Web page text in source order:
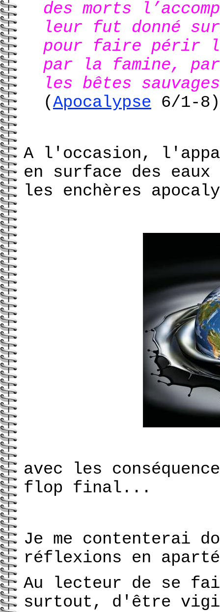
des morts
leur fut donné
pour faire périr
par la famine,
les bêtes
(Apocalypse 6/1-8)
A l'occasion,
en surface des
les enchères
avec les
flop final...
Je me contenterai
réflexions en
Au lecteur de se
surtout, d'être